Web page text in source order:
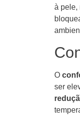
à pele,
O
ser